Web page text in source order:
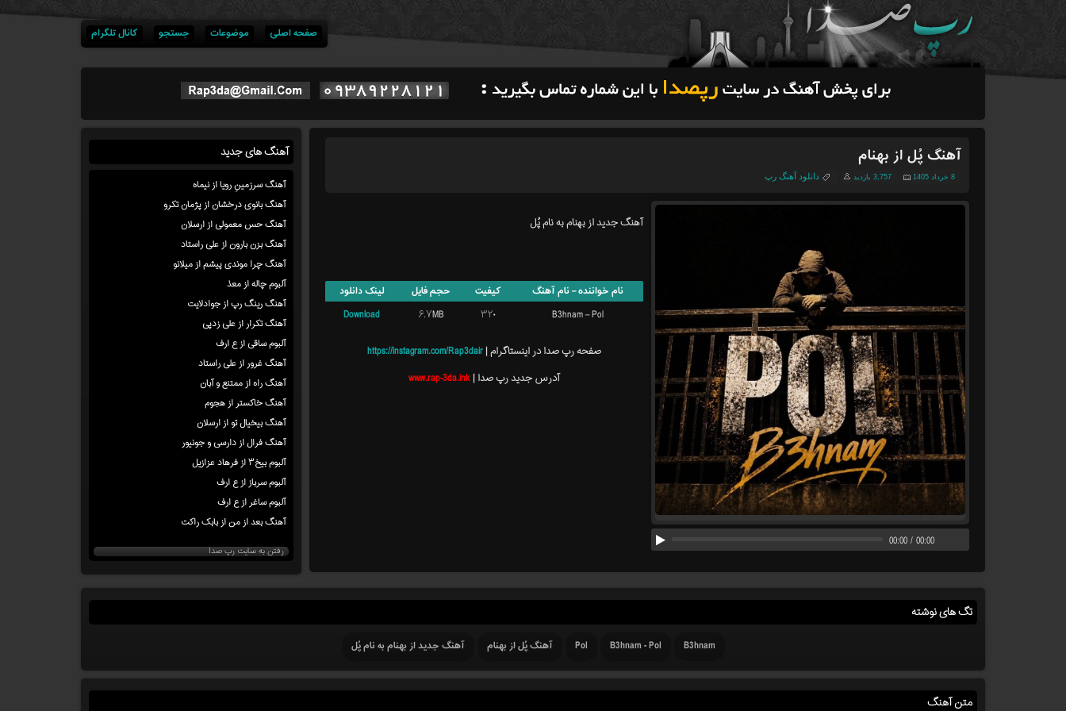
صفحه اصلی موضوعات جستجو کانال تلگرام
آهنگ پُل از بهنام
8 خرداد 1405 3,757 بازدید دانلود آهنگ رپ
00:00 / 00:00
آهنگ جدید از بهنام به نام پُل
نام خواننده – نام آهنگ کیفیت حجم فایل
لینک دانلود
B3hnam – Pol
۳۲۰ ۶.۷MB Download
صفحه رپ صدا در اینستاگرام |https://instagram.com/Rap3dair
آدرس جدید رپ صدا |www.rap-3da.ink
آهنگ های جدید
آهنگ سرزمینِ رویا از نیماه
آهنگ بانوی درخشان از پژمان تکرو
آهنگ حس معمولی از ارسلان
آهنگ بزن بارون از علی راستاد
آهنگ چرا موندی پیشم از میلانو
آلبوم چاله از معذ
آهنگ رینگ رپ از جوادلایت
آهنگ تکرار از علی زدپی
آلبوم ساقی از ع ارف
آهنگ غرور از علی راستاد
آهنگ راه از ممتنع و آبان
آهنگ خاکستر از هجوم
آهنگ بیخیال تو از ارسلان
آهنگ فرال از دارسی و جونیور
آلبوم بیخ۳ از فرهاد عزازیل
آلبوم سرباز از ع ارف
آلبوم ساغر از ع ارف
آهنگ بعد از من از بابک راکت
رفتن به سایت رپ صدا
تگ های نوشته
B3hnam
B3hnam - Pol
Pol آهنگ پُل از بهنام آهنگ جدید از بهنام به نام پُل
متن آهنگ